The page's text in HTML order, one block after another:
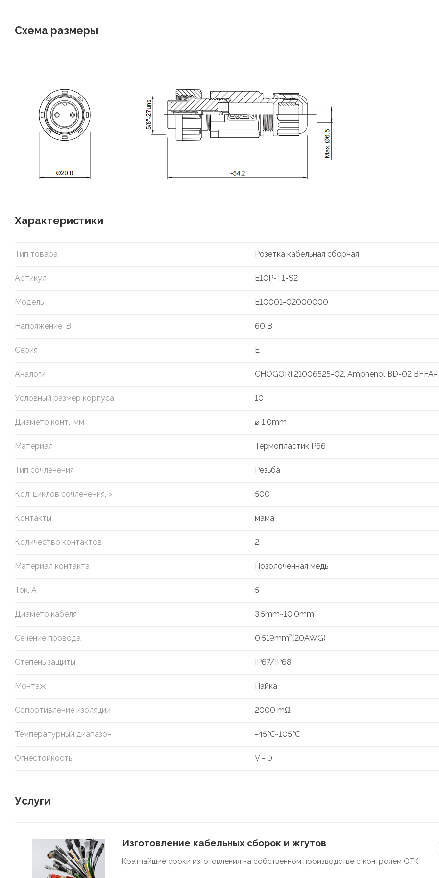
Схема размеры
Характеристики
Тип товара Розетка кабельная сборная
Артикул E10P-T1-S2
Модель E10001-02000000
Напряжение, В 60 В
Серия E
Аналоги CHOGORI 21006525-02, Amphenol BD-02 BFFA-
Условный размер корпуса 10
Диаметр конт., мм ⌀ 1.0mm
Материал Термопластик P66
Тип сочленения Резьба
Кол. циклов сочленения, > 500
Контакты мама
Количество контактов 2
Материал контакта Позолоченная медь
Ток, А 5
Диаметр кабеля 3.5mm~10.0mm
Сечение провода 0.519mm²(20AWG)
Степень защиты IP67/IP68
Монтаж Пайка
Сопротивление изоляции 2000 mΩ
Температурный диапазон -45℃~105℃
Огнестойкость V - 0
Услуги
Изготовление кабельных сборок и жгутов
Кратчайшие сроки изготовления на собственном производстве с контролем ОТК.